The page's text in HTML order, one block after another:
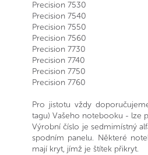
Precision 7530
Precision 7540
Precision 7550
Precision 7560
Precision 7730
Precision 7740
Precision 7750
Precision 7760
Pro jistotu vždy
tagu) Vašeho notebooku - lze
Výrobní číslo je sedmimístný
spodním panelu. Některé
mají kryt, jímž je štítek přikryt.